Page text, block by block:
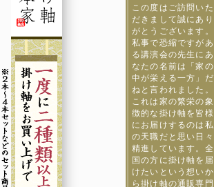
この度はご訪問いた
だきまして誠にあり
がとうございます。
私事で恐縮ですがあ
る講演会の先生にあ
なたの名前は「家の
中が栄える一方」だ
ねと言われました。
これは家の繁栄の象
徴的な掛け軸を皆様
にお届けするのは私
の天職だと思い日々
精進しています。全
国の方に掛け軸を届
けたいという想いか
ら掛け軸の通販専門